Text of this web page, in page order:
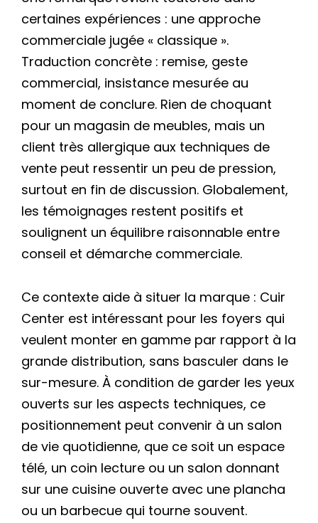
certaines expériences : une approche
commerciale jugée « classique ».
Traduction concrète : remise, geste
commercial, insistance mesurée au
moment de conclure. Rien de choquant
pour un magasin de meubles, mais un
client très allergique aux techniques de
vente peut ressentir un peu de pression,
surtout en fin de discussion. Globalement,
les témoignages restent positifs et
soulignent un équilibre raisonnable entre
conseil et démarche commerciale.
Ce contexte aide à situer la marque : Cuir
Center est intéressant pour les foyers qui
veulent monter en gamme par rapport à la
grande distribution, sans basculer dans le
sur-mesure. À condition de garder les yeux
ouverts sur les aspects techniques, ce
positionnement peut convenir à un salon
de vie quotidienne, que ce soit un espace
télé, un coin lecture ou un salon donnant
sur une cuisine ouverte avec une plancha
ou un barbecue qui tourne souvent.